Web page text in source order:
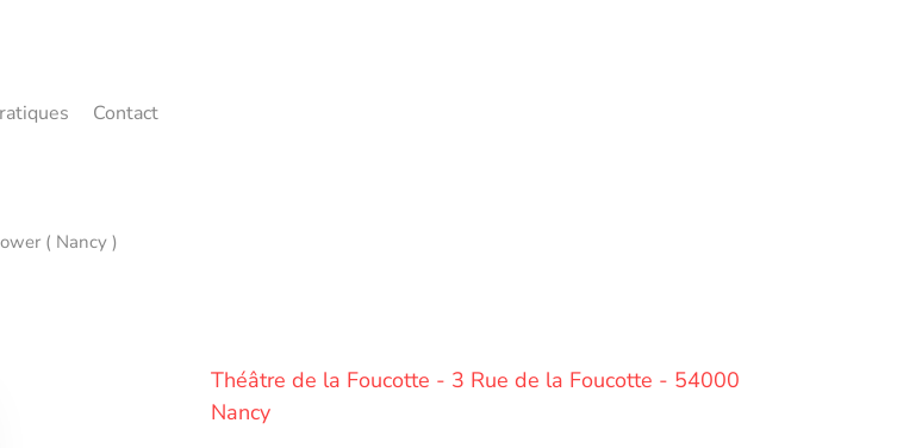
Contact
( Nancy )
Théâtre de la Foucotte - 3 Rue de la Foucotte - 54000
Nancy